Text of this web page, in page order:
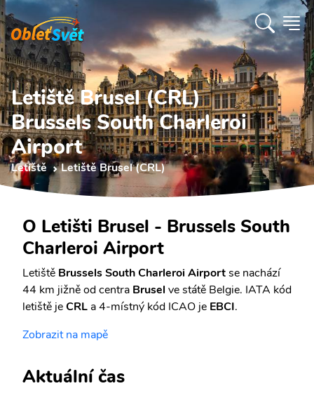
Letiště Brusel (CRL)
Brussels South Charleroi
Airport
Letiště Letiště Brusel (CRL)
O Letišti Brusel - Brussels South
Charleroi Airport
Letiště Brussels South Charleroi Airportse nachází
44 km jižně od centra Brusel ve státě Belgie. IATA kód
letiště jeCRL a 4-místný kód ICAO je EBCI.
Zobrazit na mapě
Aktuální čas